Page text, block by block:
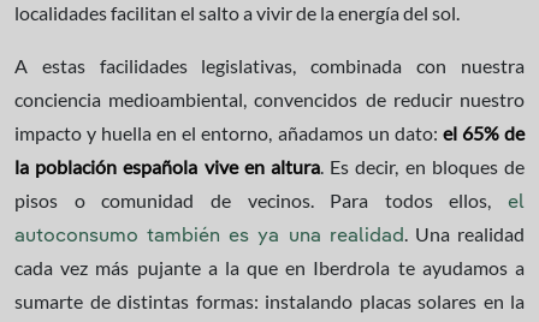
localidades facilitan el salto a vivir de la energía del sol.
A estas facilidades legislativas, combinada con nuestra
conciencia medioambiental, convencidos de reducir nuestro
impacto y huella en el entorno, añadamos un dato: el 65% de
la población española vive en altura. Es decir, en bloques de
pisos o comunidad de vecinos. Para todos ellos,
el
autoconsumo también es ya una realidad. Una realidad
cada vez más pujante a la que en Iberdrola te ayudamos a
sumarte de distintas formas: instalando placas solares en la